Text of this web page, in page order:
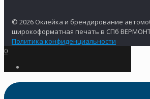
© 2026 Оклейка и брендирование
широкоформатная печать в СПб
Политика конфиденциальности
0